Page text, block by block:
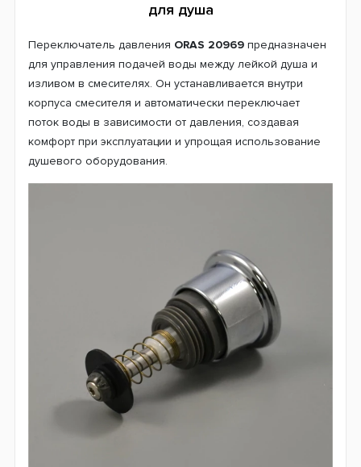
для душа
Переключатель давления ORAS 20969 предназначен
для управления подачей воды между лейкой душа и
изливом в смесителях. Он устанавливается внутри
корпуса смесителя и автоматически переключает
поток воды в зависимости от давления, создавая
комфорт при эксплуатации и упрощая использование
душевого оборудования.